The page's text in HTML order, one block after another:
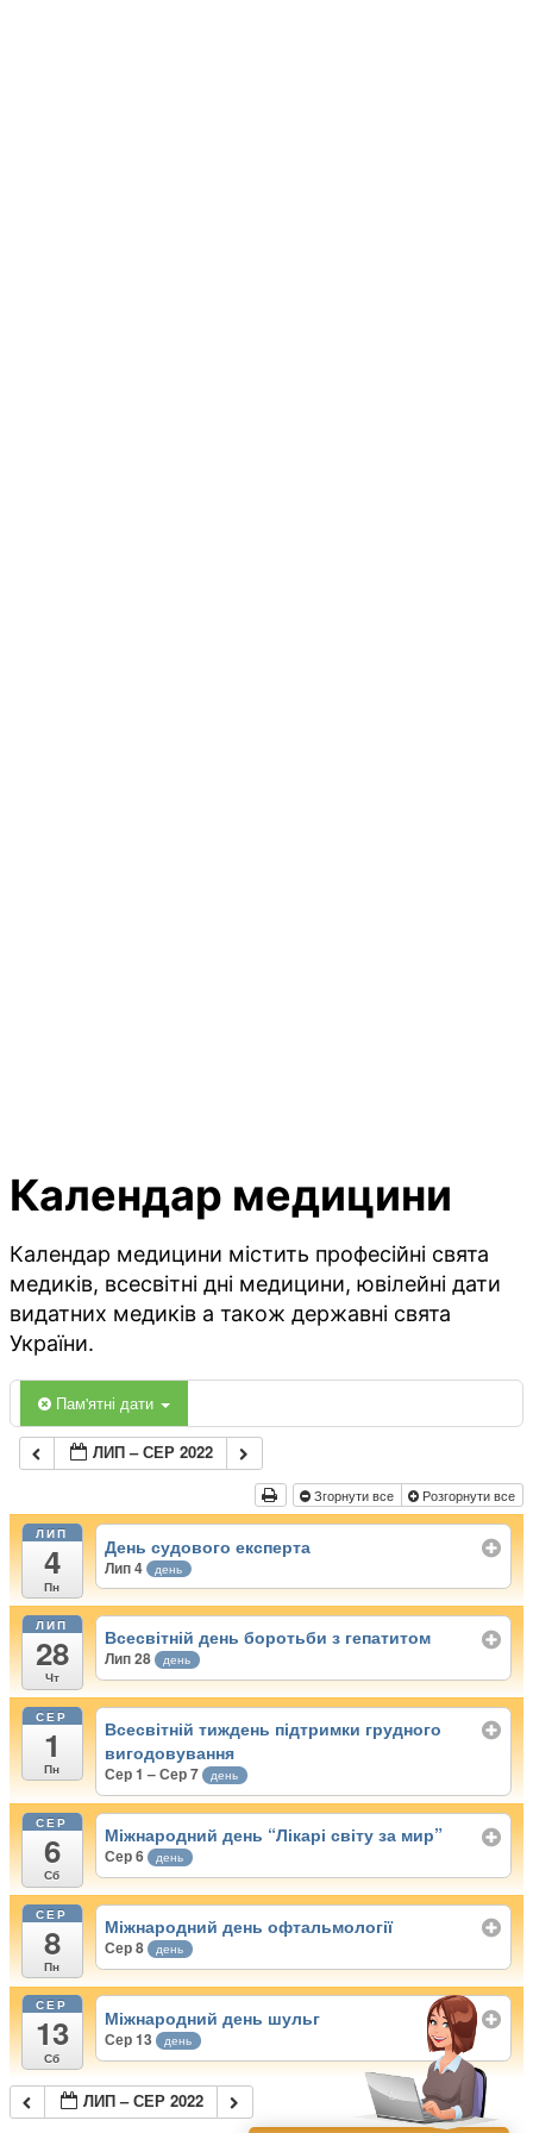
Календар медицини
Календар медицини містить професійні свята
медиків, всесвітні дні медицини, ювілейні дати
видатних медиків а також державні свята
України.
Пам'ятні дати
ЛИП – СЕР 2022
Згорнути все Розгорнути все
ЛИП
4
Пн
День судового експерта
Лип 4 день
ЛИП
28
Чт
Всесвітній день боротьби з гепатитом
Лип 28 день
СЕР
1
Пн
Всесвітній тиждень підтримки грудного
вигодовування
Сер 1 – Сер 7 день
СЕР
6
Сб
Міжнародний день “Лікарі світу за мир”
Сер 6 день
СЕР
8
Пн
Міжнародний день офтальмології
Сер 8 день
СЕР
13
Сб
Міжнародний день шульг
Сер 13 день
ЛИП – СЕР 2022